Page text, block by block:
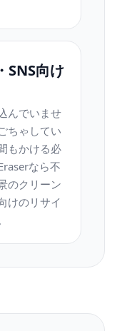
向け
んでいませ
ちゃしてい
もかける必
なら不
のクリーン
けのリサイ